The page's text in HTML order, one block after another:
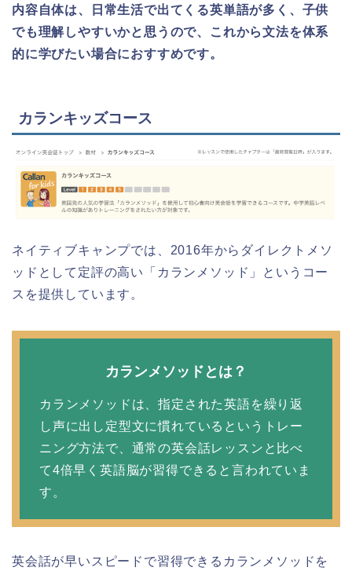
内容自体は、日常生活で出てくる英単語が多く、子供
でも理解しやすいかと思うので、これから文法を体系
的に学びたい場合におすすめです。
カランキッズコース
ネイティブキャンプでは、2016年からダイレクトメソ
ッドとして定評の高い「カランメソッド」というコー
スを提供しています。
カランメソッドとは？
カランメソッドは、指定された英語を繰り返
し声に出し定型文に慣れているというトレー
ニング方法で、通常の英会話レッスンと比べ
て4倍早く英語脳が習得できると言われていま
す。
英会話が早いスピードで習得できるカランメソッドを